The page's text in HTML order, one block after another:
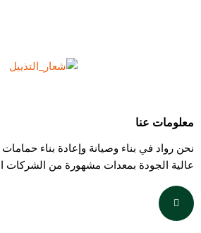
عنا
رواد في بناء وصيانة وإعادة بناء حمامات
الجودة بمعدات مشهورة من الشركات